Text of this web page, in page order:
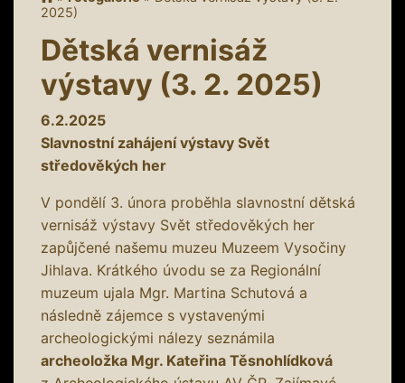
2025)
Dětská vernisáž
výstavy (3. 2. 2025)
6.2.2025
Slavnostní zahájení výstavy Svět
středověkých her
V pondělí 3. února proběhla slavnostní dětská
vernisáž výstavy Svět středověkých her
zapůjčené našemu muzeu Muzeem Vysočiny
Jihlava. Krátkého úvodu se za Regionální
muzeum ujala Mgr. Martina Schutová a
následně zájemce s vystavenými
archeologickými nálezy seznámila
archeoložka Mgr. Kateřina Těsnohlídková